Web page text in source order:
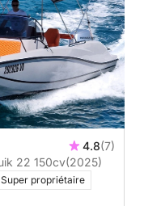
4.8(7)
Bateau à moteur Interquik 22 150cv(2025)
Super propriétaire